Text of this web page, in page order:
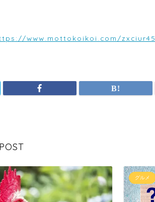
www.mottokoikoi.com/zxciur45
グルメ